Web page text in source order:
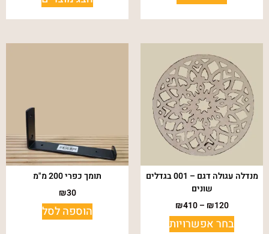
מנדלה עגולה דגם – 001 בגדלים
שונים
₪120
–
₪410
בחר אפשרויות
תומך כפרי 200 מ"מ
₪30
הוספה לסל